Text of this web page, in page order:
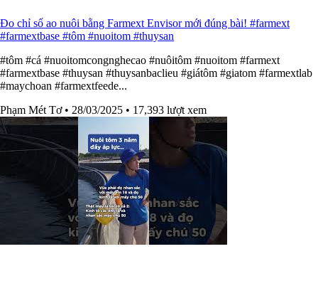
Đo chỉ số ao nuôi bằng Farmext Envisor mới đúng bài! #farmext
#farmextbase #tôm #nuoitom #thuysan
#tôm #cá #nuoitomcongnghecao #nuôitôm #nuoitom #farmext
#farmextbase #thuysan #thuysanbaclieu #giátôm #giatom #farmextlab
#maychoan #farmextfeede...
Phạm Mét Tơ • 28/03/2025 • 17,393 lượt xem